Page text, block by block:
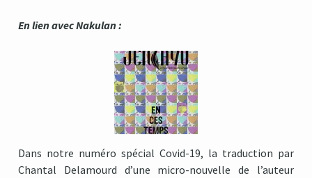
En lien avec Nakulan :
Dans notre numéro spécial Covid-19, la traduction par
Chantal Delamourd d’une micro-nouvelle de l’auteur